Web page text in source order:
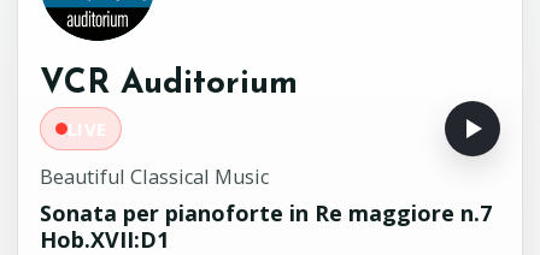
VCR Auditorium
LIVE
Beautiful Classical Music
Sonata per pianoforte in Re maggiore n.7
Hob.XVII:D1